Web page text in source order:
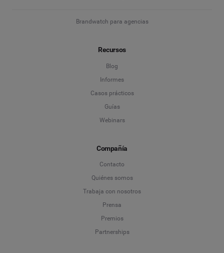
Brandwatch para agencias
Recursos
Blog
Informes
Casos prácticos
Guías
Webinars
Compañía
Contacto
Quiénes somos
Trabaja con nosotros
Prensa
Premios
Partnerships